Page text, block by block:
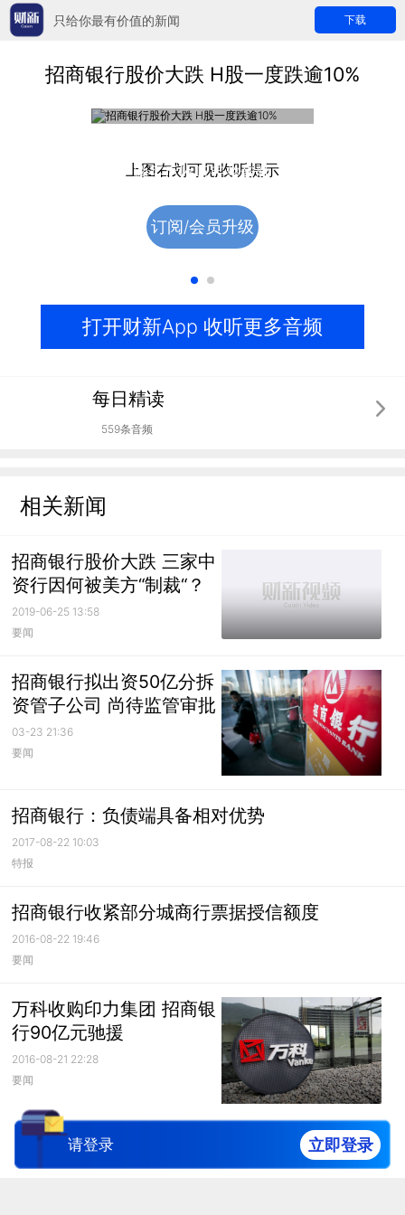
只给你最有价值的新闻 下载
招商银行股价大跌 H股一度跌逾10%
购买后收听完整音频
订阅/会员升级
上图右划可见收听提示
打开财新App 收听更多音频
每日精读
559条音频
相关新闻
招商银行股价大跌 三家中
资行因何被美方“制裁“？
2019-06-25 13:58
要闻
招商银行拟出资50亿分拆
资管子公司 尚待监管审批
03-23 21:36
要闻
招商银行：负债端具备相对优势
2017-08-22 10:03
特报
招商银行收紧部分城商行票据授信额度
2016-08-22 19:46
要闻
万科收购印力集团 招商银
行90亿元驰援
2016-08-21 22:28
要闻
请登录 立即登录